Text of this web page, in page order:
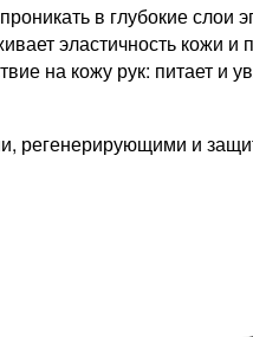
в глубокие слои
эластичность кожи
на кожу рук: питает и
и